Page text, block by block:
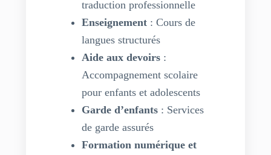
traduction professionnelle
Enseignement: Cours de
langues structurés
Aide aux devoirs:
Accompagnement scolaire
pour enfants et adolescents
Garde d’enfants: Services
de garde assurés
Formation numérique et